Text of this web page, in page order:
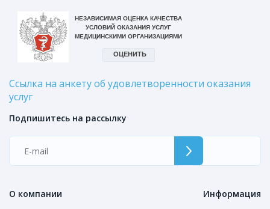
Ссылка на анкету об удовлетворенности оказания
услуг
О компании
Информация
Подпишитесь на рассылку